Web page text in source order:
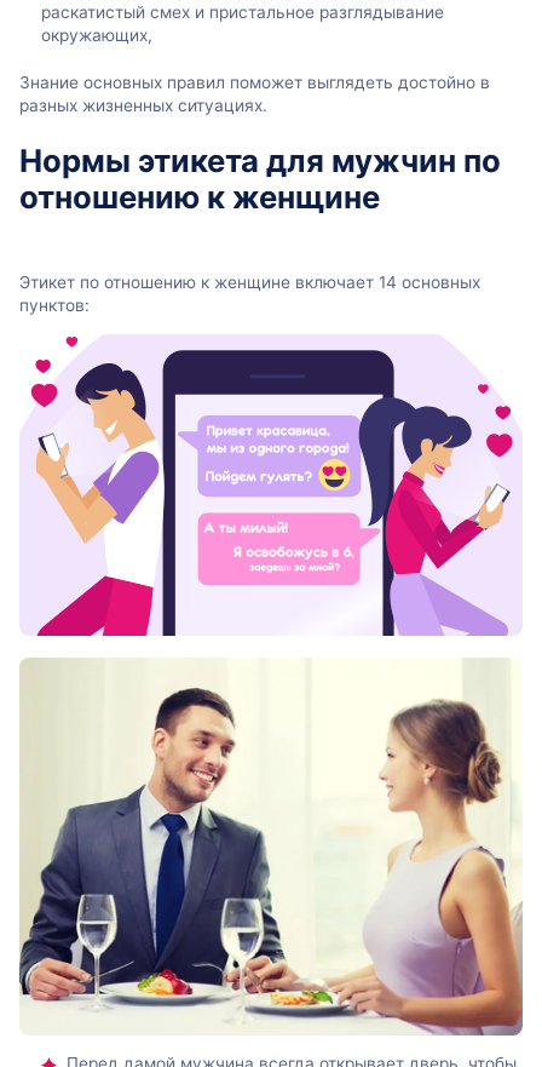
раскатистый смех и пристальное разглядывание
окружающих,
Знание основных правил поможет выглядеть достойно в
разных жизненных ситуациях.
Нормы этикета для мужчин по
отношению к женщине
Этикет по отношению к женщине включает 14 основных
пунктов: